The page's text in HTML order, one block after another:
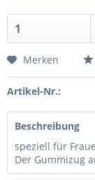
Merken
Artikel-Nr.:
Beschreibung
speziell für
Der Gummizug